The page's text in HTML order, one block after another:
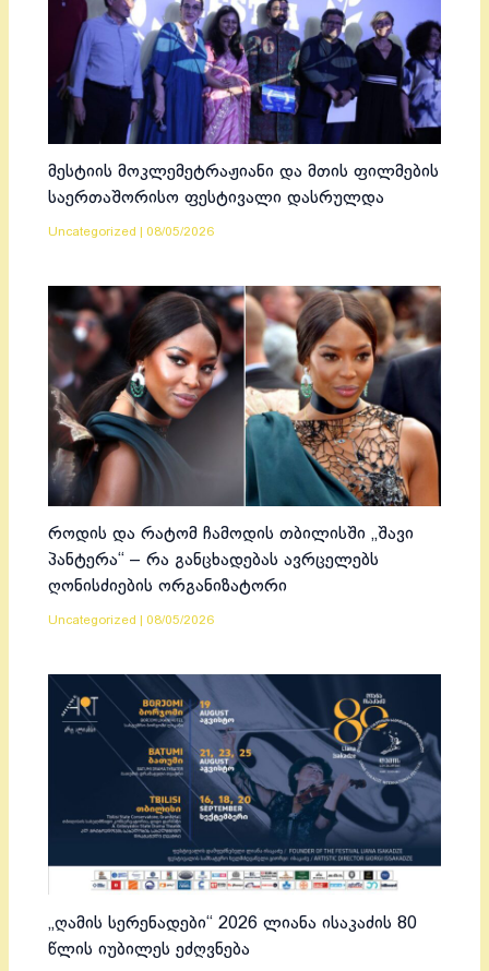
მესტიის მოკლემეტრაჟიანი და მთის ფილმების
საერთაშორისო ფესტივალი დასრულდა
Uncategorized 08/05/2026
როდის და რატომ ჩამოდის თბილისში „შავი
პანტერა“ – რა განცხადებას ავრცელებს
ღონისძიების ორგანიზატორი
Uncategorized 08/05/2026
„ღამის სერენადები“ 2026 ლიანა ისაკაძის 80
წლის იუბილეს ეძღვნება